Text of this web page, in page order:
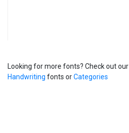
Looking for more fonts? Check out our
Handwriting fonts orCategories